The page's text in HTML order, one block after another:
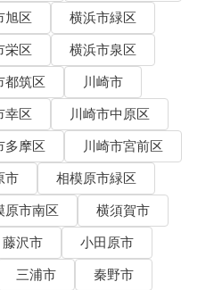
旭区
横浜市緑区
栄区
横浜市泉区
都筑区
川崎市
幸区
川崎市中原区
多摩区
川崎市宮前区
市
相模原市緑区
原市南区
横須賀市
藤沢市
小田原市
三浦市
秦野市